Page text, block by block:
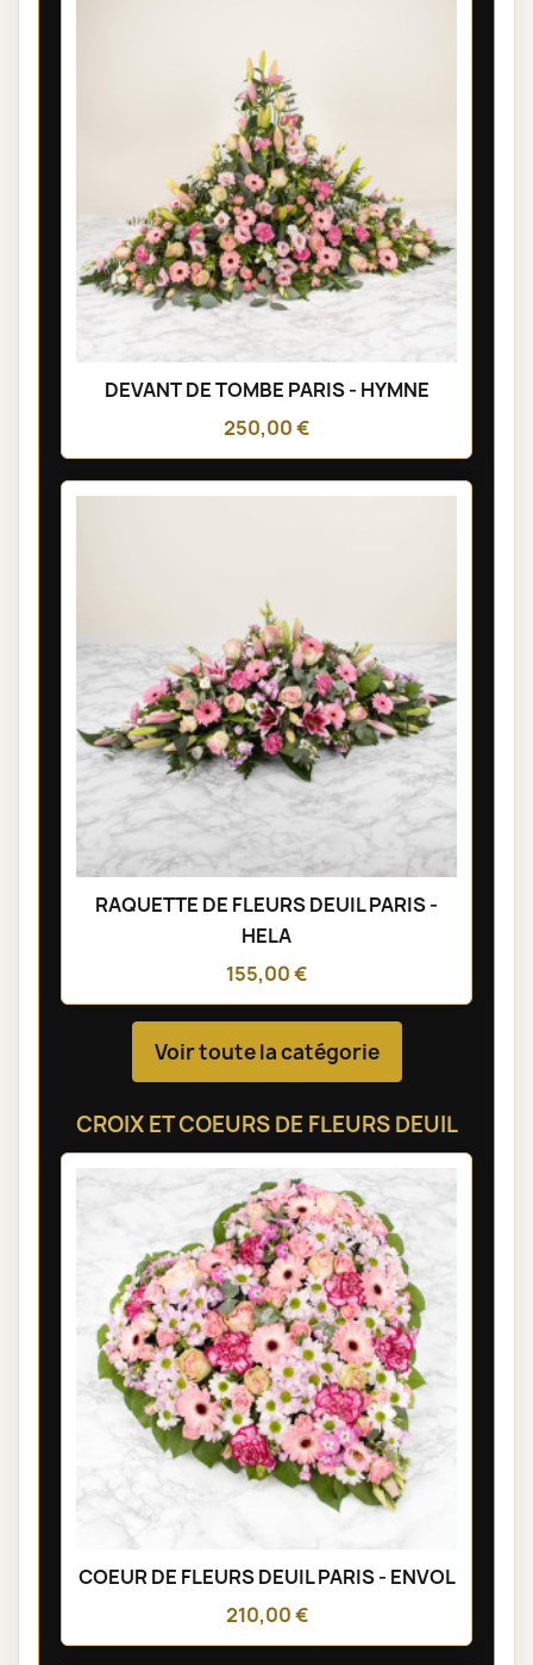
DEVANT DE TOMBE PARIS - HYMNE
250,00 €
RAQUETTE DE FLEURS DEUIL PARIS -
HELA
155,00 €
Voir toute la catégorie
CROIX ET COEURS DE FLEURS DEUIL
COEUR DE FLEURS DEUIL PARIS - ENVOL
210,00 €